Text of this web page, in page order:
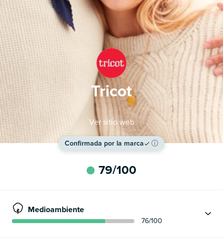
Tricot
Ver sitio web
Confirmada por la marca ⓘ
79/100
Medioambiente
76/100